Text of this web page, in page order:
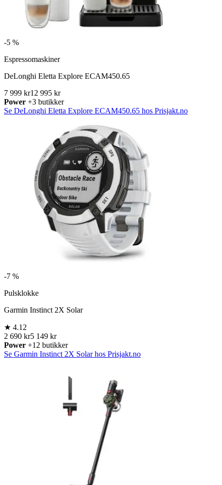
-5 %
Espressomaskiner
DeLonghi Eletta Explore ECAM450.65
7 999 kr12 995 kr
Power +3 butikker
Se DeLonghi Eletta Explore ECAM450.65 hos Prisjakt.no
-7 %
Pulsklokke
Garmin Instinct 2X Solar
★ 4.12
2 690 kr5 149 kr
Power +12 butikker
Se Garmin Instinct 2X Solar hos Prisjakt.no